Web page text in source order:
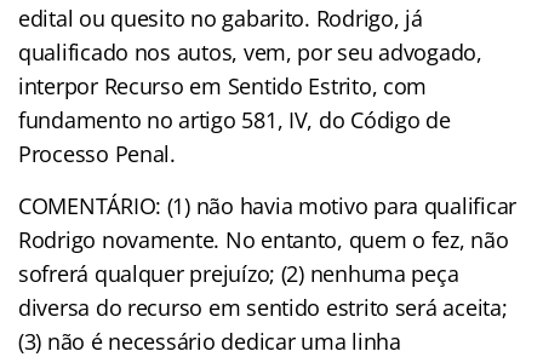
edital ou quesito no gabarito. Rodrigo, já
qualificado nos autos, vem, por seu advogado,
interpor Recurso em Sentido Estrito, com
fundamento no artigo 581, IV, do Código de
Processo Penal.
COMENTÁRIO: (1) não havia motivo para qualificar
Rodrigo novamente. No entanto, quem o fez, não
sofrerá qualquer prejuízo; (2) nenhuma peça
diversa do recurso em sentido estrito será aceita;
(3) não é necessário dedicar uma linha